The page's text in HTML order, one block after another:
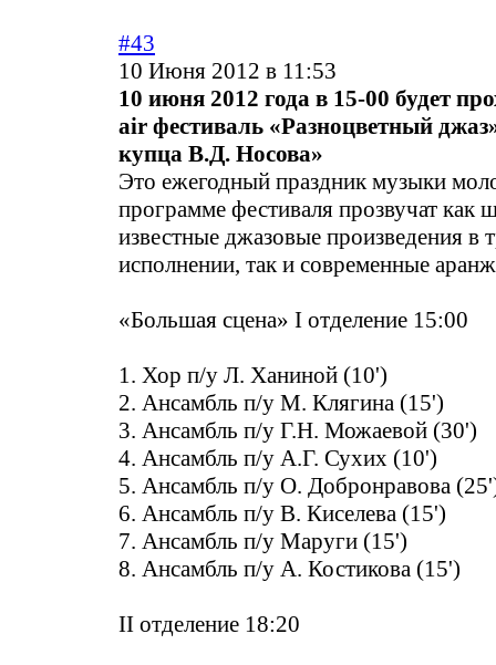
#43
10 Июня 2012 в 11:53
10 июня 2012 года в 15-00 будет
air фестиваль «Разноцветный
купца В.Д. Носова»
Это ежегодный праздник музыки
программе фестиваля прозвучат как
известные джазовые произведения в
исполнении, так и современные
«Большая сцена» I отделение 15:00
1. Хор п/у Л. Ханиной (10')
2. Ансамбль п/у М. Клягина (15')
3. Ансамбль п/у Г.Н. Можаевой (30')
4. Ансамбль п/у А.Г. Сухих (10')
5. Ансамбль п/у О. Добронравова
6. Ансамбль п/у В. Киселева (15')
7. Ансамбль п/у Маруги (15')
8. Ансамбль п/у А. Костикова (15')
II отделение 18:20